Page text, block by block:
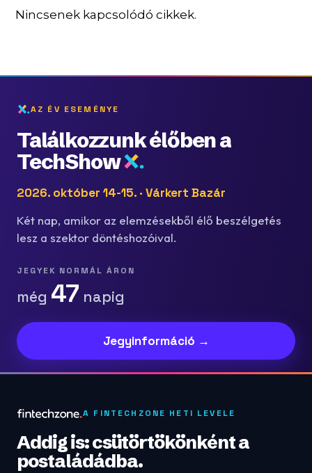
Nincsenek kapcsolódó cikkek.
AZ ÉV ESEMÉNYE
Találkozzunk élőben a
TechShow
2026. október 14-15. · Várkert Bazár
Két nap, amikor az elemzésekből élő beszélgetés
lesz a szektor döntéshozóival.
JEGYEK NORMÁL ÁRON
még 47 napig
Jegyinformáció →
A FINTECHZONE HETI LEVELE
Addig is: csütörtökönként a
postaládádba.